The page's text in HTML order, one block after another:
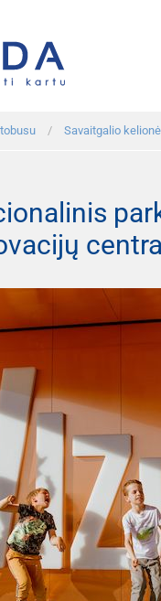
Savaitgalio